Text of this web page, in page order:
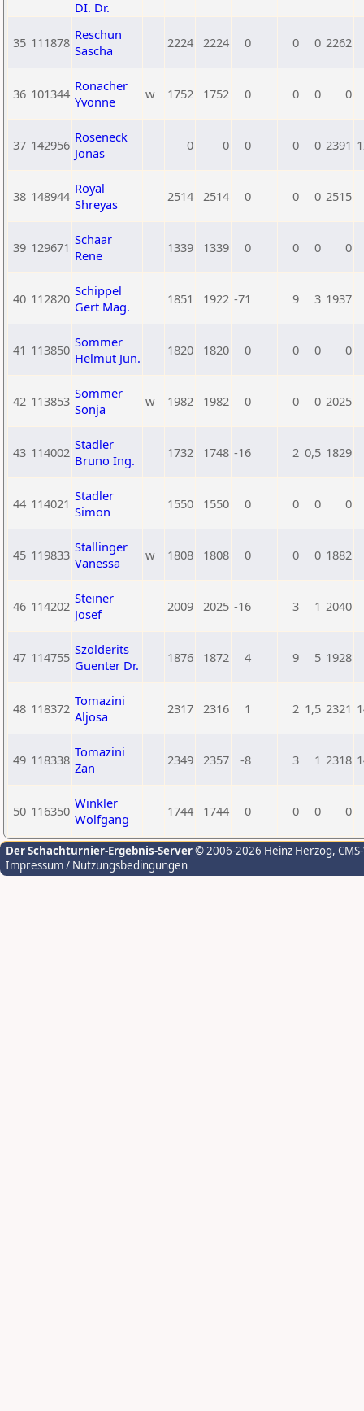
DI. Dr.
35 111878 Reschun
Sascha
2224 2224 0 0 0 2262
36 101344 Ronacher
Yvonne
w 1752 1752 0 0 0 0
37 142956 Roseneck
Jonas
0 0 0 0 0 2391
38 148944 Royal
Shreyas
2514 2514 0 0 0 2515
39 129671 Schaar
Rene
1339 1339 0 0 0 0
40 112820 Schippel
Gert Mag.
1851 1922 -71 9 3 1937
41 113850 Sommer
Helmut Jun.
1820 1820 0 0 0 0
42 113853 Sommer
Sonja
w 1982 1982 0 0 0 2025
43 114002 Stadler
Bruno Ing.
1732 1748 -16 2 0,5 1829
44 114021 Stadler
Simon
1550 1550 0 0 0 0
45 119833 Stallinger
Vanessa
w 1808 1808 0 0 0 1882
46 114202 Steiner
Josef
2009 2025 -16 3 1 2040
47 114755 Szolderits
Guenter Dr.
1876 1872 4 9 5 1928
48 118372 Tomazini
Aljosa
2317 2316 1 2 1,5 2321
49 118338 Tomazini
Zan
2349 2357 -8 3 1 2318
50 116350 Winkler
Wolfgang
1744 1744 0 0 0 0
Der Schachturnier-Ergebnis-Server© 2006-2026 Heinz Herzog,
Impressum / Nutzungsbedingungen